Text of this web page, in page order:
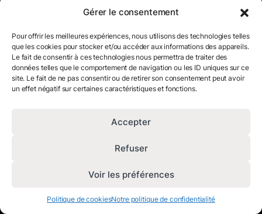
Gérer le consentement
Pour offrir les meilleures expériences, nous utilisons des technologies telles
que les cookies pour stocker et/ou accéder aux informations des appareils.
Le fait de consentir à ces technologies nous permettra de traiter des
données telles que le comportement de navigation ou les ID uniques sur ce
site. Le fait de ne pas consentir ou de retirer son consentement peut avoir
un effet négatif sur certaines caractéristiques et fonctions.
Accepter
Refuser
Voir les préférences
Politique de cookiesNotre politique de confidentialité